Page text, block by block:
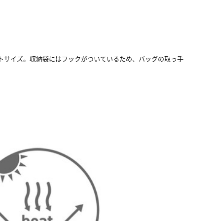
イズ。収納袋にはフックがついているため、バッグの取っ手